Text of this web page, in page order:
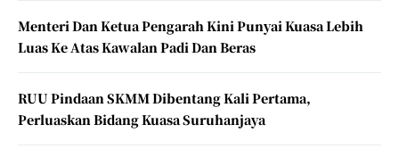
Menteri Dan Ketua Pengarah Kini Punyai Kuasa Lebih
Luas Ke Atas Kawalan Padi Dan Beras
RUU Pindaan SKMM Dibentang Kali Pertama,
Perluaskan Bidang Kuasa Suruhanjaya